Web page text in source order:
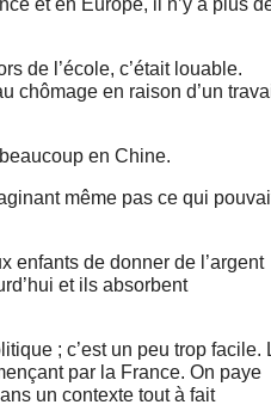
de l’école, c’était louable.
chômage en raison d’un
en Chine.
même pas ce qui
enfants de donner de l’argent
et ils absorbent
; c’est un peu trop facile.
par la France. On paye
un contexte tout à fait